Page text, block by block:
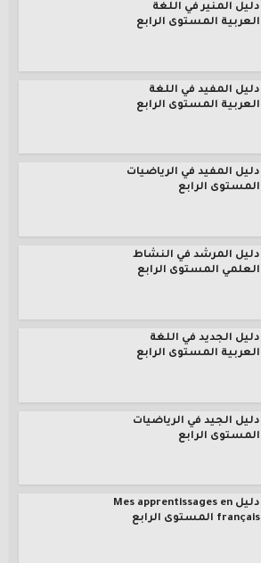
دليل المنير في اللغة
العربية المستوى الرابع
دليل المفيد في اللغة
العربية المستوى الرابع
دليل المفيد في الرياضيات
المستوى الرابع
دليل المرشد في النشاط
العلمي المستوى الرابع
دليل الجديد في اللغة
العربية المستوى الرابع
دليل الجيد في الرياضيات
المستوى الرابع
دليل Mes apprentissages en
français المستوى الرابع